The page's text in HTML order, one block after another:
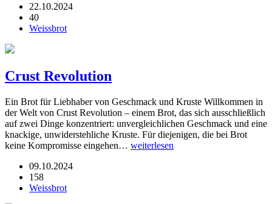
22.10.2024
40
Weissbrot
Crust Revolution
Ein Brot für Liebhaber von Geschmack und Kruste Willkommen in
der Welt von Crust Revolution – einem Brot, das sich ausschließlich
auf zwei Dinge konzentriert: unvergleichlichen Geschmack und eine
knackige, unwiderstehliche Kruste. Für diejenigen, die bei Brot
keine Kompromisse eingehen… weiterlesen
09.10.2024
158
Weissbrot